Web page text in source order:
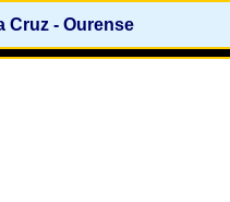
Cruz - Ourense